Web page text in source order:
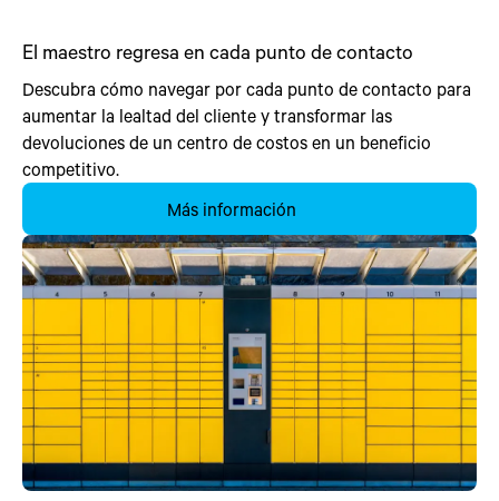
El maestro regresa en cada punto de contacto
Descubra cómo navegar por cada punto de contacto para
aumentar la lealtad del cliente y transformar las
devoluciones de un centro de costos en un beneficio
competitivo.
Más información